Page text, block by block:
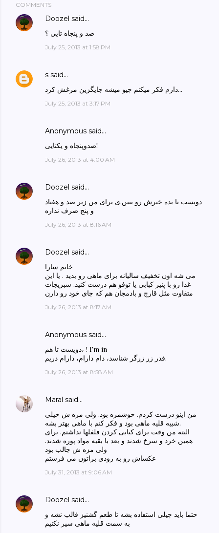
COMMENTS
Doozel said…
صد و پنجاه تایی ؟
July 25, 2013 at 1:58 PM
s said…
دارم فکر میکنم چیو میشه جایگزین مرغش کرد...
July 25, 2013 at 3:17 PM
Anonymous said…
صدوپنجاه و یکتایی!
July 26, 2013 at 4:00 AM
Doozel said…
دویست تا بده خیرش رو ببین.ی برای من زیر صد و هفتاد
و پنج صرف نداره
July 26, 2013 at 8:16 AM
Doozel said…
خانم سارا
می شه اون تخفیف سالیانه برای ماهی رو بدید . یا این
غذا رو با پنیر کبابی یا توفو هم درست کنید. سبزیجات
متفاوت مثل قارچ و بادمجان هم که جای خود رو دارن
July 26, 2013 at 8:17 AM
Anonymous said…
دویست تا هم، ! I'm in
قدر زر زرگر شناسد، دام دارام، دارام دریم.
July 26, 2013 at 8:58 AM
Maral said…
من اینو درست کردم. خوشمزه بود. ولی مزه ش خیلی
شبیه قلیه ماهی بود و فکر کنم با ماهی بهتر بشه.
البته من وقت برای کبابی کردن فلفلها نداشتم. برای
همین خرد و سرخ شدند و بعد با بقیه مواد پوره شدند.
ولی مزه ش جالب بود
عکساش رو به زودی براتون می فرستم
July 31, 2013 at 9:06 AM
Doozel said…
حتما باید چیلی استفاده بشه تا طعم گشنیز قالب نشه و
به سمت قلیه ماهی سیر نکنیم